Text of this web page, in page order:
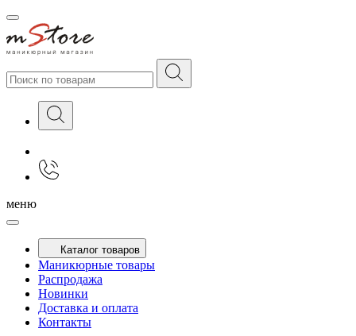
меню
Каталог товаров
Маникюрные товары
Распродажа
Новинки
Доставка и оплата
Контакты